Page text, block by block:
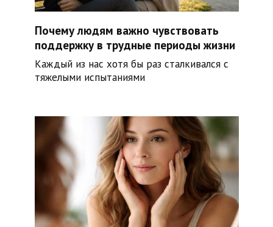
Почему людям важно чувствовать
поддержку в трудные периоды жизни
Каждый из нас хотя бы раз сталкивался с
тяжелыми испытаниями